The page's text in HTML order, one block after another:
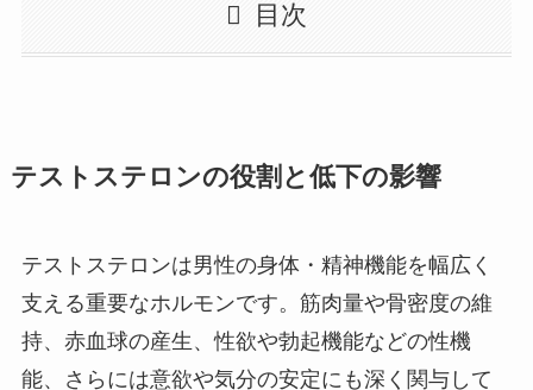
目次
テストステロンの役割と低下の影響
テストステロンは男性の身体・精神機能を幅広く
支える重要なホルモンです。筋肉量や骨密度の維
持、赤血球の産生、性欲や勃起機能などの性機
能、さらには意欲や気分の安定にも深く関与して